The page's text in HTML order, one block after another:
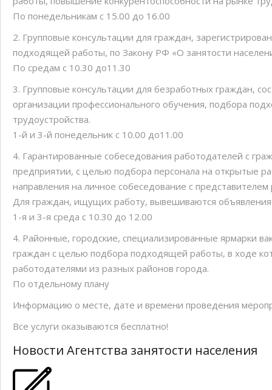
По понедельникам с 15.00 до 16.00
2. Групповые консультации для граждан,
подходящей работы, по Закону РФ «О занятости
По средам с 10.30 до11.30
3. Групповые консультации для безработных граждан,
организации профессионального обучения, подбора
трудоустройства.
1-й и 3-й понедельник с 10.00 до11.00
4. Гарантированные собеседования работодателей с
предприятии, с целью подбора персонала на открытые
направления на личное собеседование с
Для граждан, ищущих работу, вывешиваются
1-я и 3-я среда с 10.30 до 12.00
4. Районные, городские, специализированные ярмарки
граждан с целью подбора подходящей работы, в ходе
работодателями из разных районов города.
По отдельному плану
Информацию о месте, дате и времени проведения
Все услуги оказываются бесплатно!
Новости Агентства занятости населения